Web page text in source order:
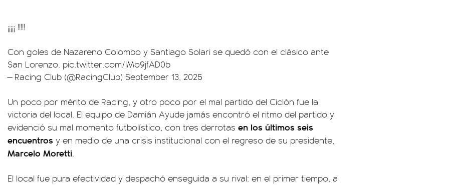
¡¡¡¡¡ !!!!!
Con goles de Nazareno Colombo y Santiago Solari se quedó con el clásico ante
San Lorenzo. pic.twitter.com/IMo9jfAD0b
— Racing Club (@RacingClub) September 13, 2025
Un poco por mérito de Racing, y otro poco por el mal partido del Ciclón fue la
victoria del local. El equipo de Damián Ayude jamás encontró el ritmo del partido y
evidenció su mal momento futbolístico, con tres derrotas en los últimos seis
encuentros y en medio de una crisis institucional con el regreso de su presidente,
Marcelo Moretti.
El local fue pura efectividad y despachó enseguida a su rival: en el primer tiempo, a